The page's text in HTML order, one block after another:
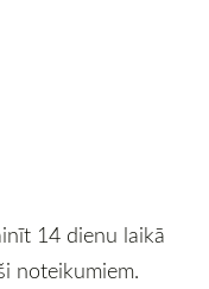
14 dienu laikā
noteikumiem.